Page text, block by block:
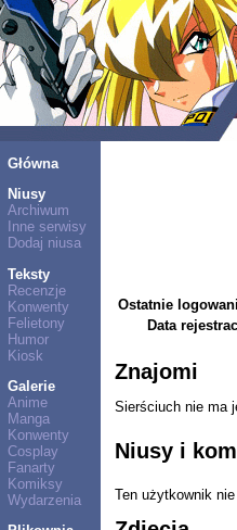
Główna
Niusy
Archiwum
Inne serwisy
Dodaj niusa
Teksty
Recenzje
Konwenty
Felietony
Humor
Kiosk
Galerie
Anime
Manga
Konwenty
Cosplay
Fanarty
Komiksy
Wydarzenia
Ostatnie
Data
Znajomi
Sierściuch nie ma
Niusy i
Ten użytkownik